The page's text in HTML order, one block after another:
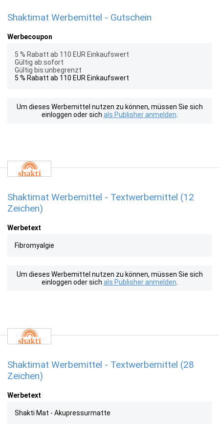
Shaktimat Werbemittel - Gutschein
Werbecoupon
5 % Rabatt ab 110 EUR Einkaufswert
Gültig ab:sofort
Gültig bis:unbegrenzt
5 % Rabatt ab 110 EUR Einkaufswert
Um dieses Werbemittel nutzen zu können, müssen Sie sich
einloggen oder sich als Publisher anmelden
Shaktimat Werbemittel - Textwerbemittel (12
Zeichen)
Werbetext
Fibromyalgie
Um dieses Werbemittel nutzen zu können, müssen Sie sich
einloggen oder sich als Publisher anmelden
Shaktimat Werbemittel - Textwerbemittel (28
Zeichen)
Werbetext
Shakti Mat - Akupressurmatte